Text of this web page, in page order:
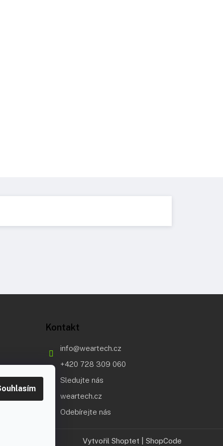
Kontakt
info@weartech.cz
+420 728 309 060
Sledujte nás
weartech.cz
Odebírejte nás
Vytvořil Shoptet ShopCode